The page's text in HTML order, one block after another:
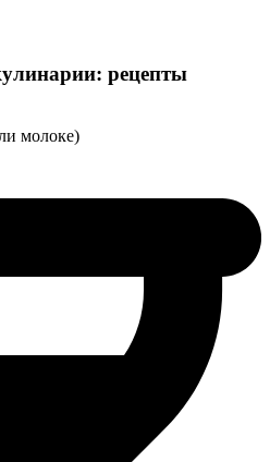
рецепты
молоке)